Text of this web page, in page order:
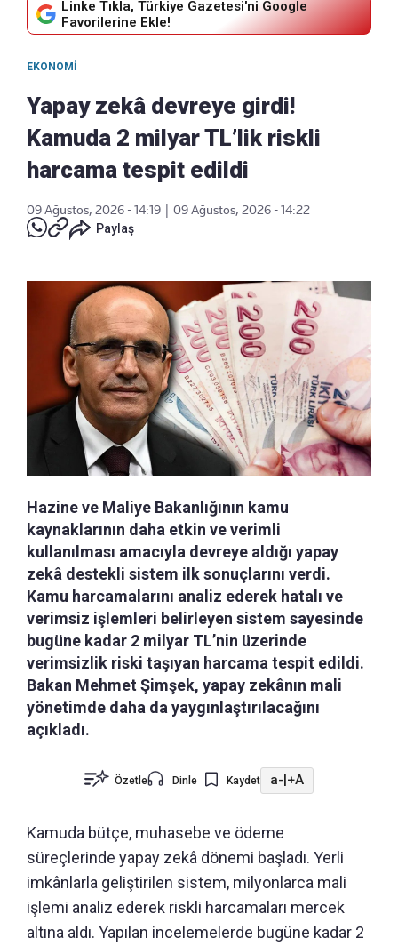
Linke Tıkla, Türkiye Gazetesi'ni Google
Favorilerine Ekle!
EKONOMI
Yapay zekâ devreye girdi!
Kamuda 2 milyar TL’lik riskli
harcama tespit edildi
09 Ağustos, 2026 - 14:19
09 Ağustos, 2026 - 14:22
Paylaş
Hazine ve Maliye Bakanlığının kamu
kaynaklarının daha etkin ve verimli
kullanılması amacıyla devreye aldığı yapay
zekâ destekli sistem ilk sonuçlarını verdi.
Kamu harcamalarını analiz ederek hatalı ve
verimsiz işlemleri belirleyen sistem sayesinde
bugüne kadar 2 milyar TL’nin üzerinde
verimsizlik riski taşıyan harcama tespit edildi.
Bakan Mehmet Şimşek, yapay zekânın mali
yönetimde daha da yaygınlaştırılacağını
açıkladı.
Özetle Dinle Kaydet a-|+A
Kamuda bütçe, muhasebe ve ödeme
süreçlerinde yapay zekâ dönemi başladı. Yerli
imkânlarla geliştirilen sistem, milyonlarca mali
işlemi analiz ederek riskli harcamaları mercek
altına aldı. Yapılan incelemelerde bugüne kadar 2